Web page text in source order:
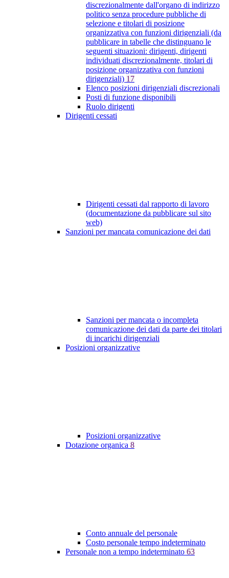
discrezionalmente dall'organo di indirizzo
politico senza procedure pubbliche di
selezione e titolari di posizione
organizzativa con funzioni dirigenziali (da
pubblicare in tabelle che distinguano le
seguenti situazioni: dirigenti, dirigenti
individuati discrezionalmente, titolari di
posizione organizzativa con funzioni
dirigenziali) 17
Elenco posizioni dirigenziali discrezionali
Posti di funzione disponibili
Ruolo dirigenti
Dirigenti cessati
Dirigenti cessati dal rapporto di lavoro
(documentazione da pubblicare sul sito
web)
Sanzioni per mancata comunicazione dei dati
Sanzioni per mancata o incompleta
comunicazione dei dati da parte dei titolari
di incarichi dirigenziali
Posizioni organizzative
Posizioni organizzative
Dotazione organica 8
Conto annuale del personale
Costo personale tempo indeterminato
Personale non a tempo indeterminato 63